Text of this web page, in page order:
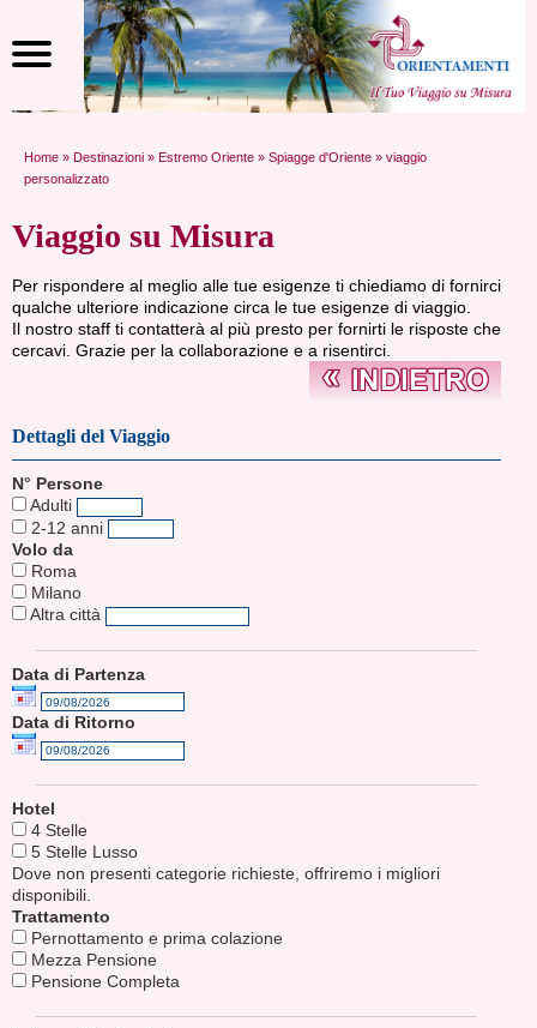
Home » Destinazioni » Estremo Oriente » Spiagge d'Oriente » viaggio
personalizzato
Viaggio su Misura
Per rispondere al meglio alle tue esigenze ti chiediamo di fornirci
qualche ulteriore indicazione circa le tue esigenze di viaggio.
Il nostro staff ti contatterà al più presto per fornirti le risposte che
cercavi. Grazie per la collaborazione e a risentirci.
Dettagli del Viaggio
N° Persone
Adulti
2-12 anni
Volo da
Roma
Milano
Altra città
Data di Partenza
Data di Ritorno
Hotel
4 Stelle
5 Stelle Lusso
Dove non presenti categorie richieste, offriremo i migliori
disponibili.
Trattamento
Pernottamento e prima colazione
Mezza Pensione
Pensione Completa